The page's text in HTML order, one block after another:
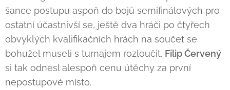
šance postupu aspoň do bojů semifinálových pro
ostatní účastnivší se, ještě dva hráči po čtyřech
obvyklých kvalifikačních hrách na součet se
bohužel museli s turnajem rozloučit. Filip Červený
si tak odnesl alespoň cenu útěchy za první
nepostupové místo.